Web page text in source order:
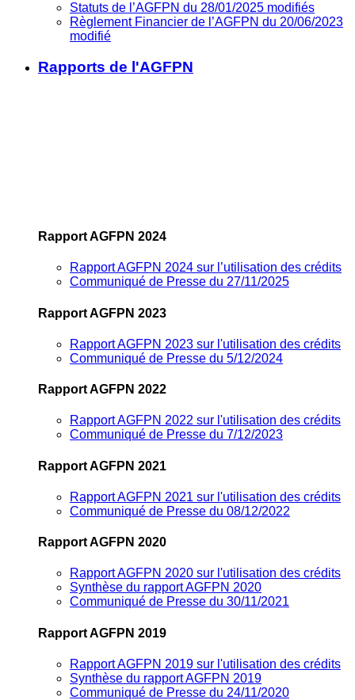
Statuts de l’AGFPN du 28/01/2025 modifiés
Règlement Financier de l’AGFPN du 20/06/2023
modifié
Rapports de l'AGFPN
Rapport AGFPN 2024
Rapport AGFPN 2024 sur l’utilisation des crédits
Communiqué de Presse du 27/11/2025
Rapport AGFPN 2023
Rapport AGFPN 2023 sur l'utilisation des crédits
Communiqué de Presse du 5/12/2024
Rapport AGFPN 2022
Rapport AGFPN 2022 sur l'utilisation des crédits
Communiqué de Presse du 7/12/2023
Rapport AGFPN 2021
Rapport AGFPN 2021 sur l'utilisation des crédits
Communiqué de Presse du 08/12/2022
Rapport AGFPN 2020
Rapport AGFPN 2020 sur l'utilisation des crédits
Synthèse du rapport AGFPN 2020
Communiqué de Presse du 30/11/2021
Rapport AGFPN 2019
Rapport AGFPN 2019 sur l'utilisation des crédits
Synthèse du rapport AGFPN 2019
Communiqué de Presse du 24/11/2020